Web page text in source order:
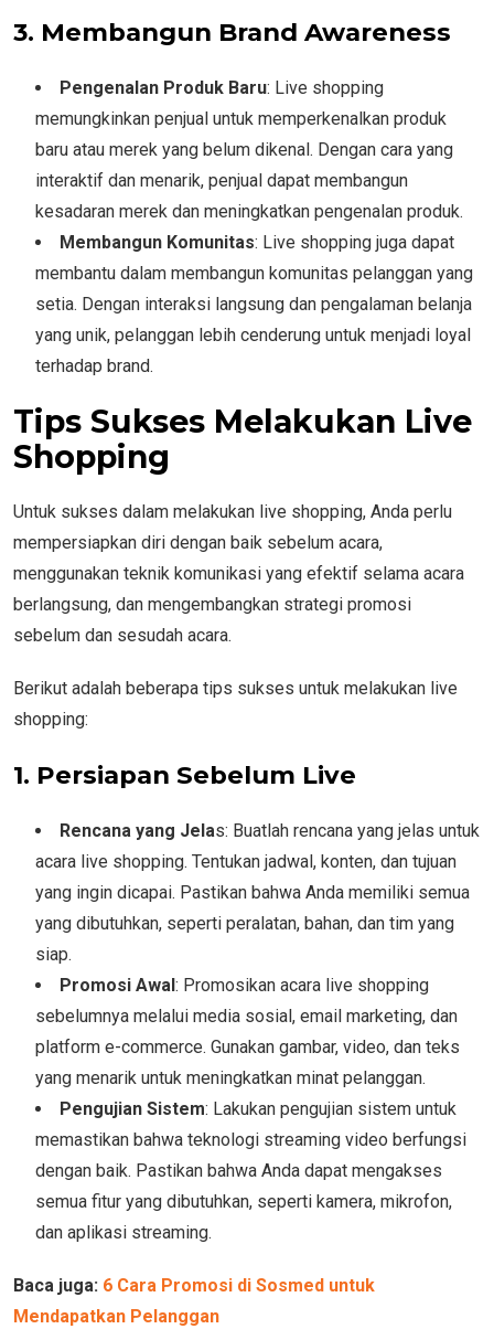
3. Membangun Brand Awareness
Pengenalan Produk Baru: Live shopping
memungkinkan penjual untuk memperkenalkan produk
baru atau merek yang belum dikenal. Dengan cara yang
interaktif dan menarik, penjual dapat membangun
kesadaran merek dan meningkatkan pengenalan produk.
Membangun Komunitas: Live shopping juga dapat
membantu dalam membangun komunitas pelanggan yang
setia. Dengan interaksi langsung dan pengalaman belanja
yang unik, pelanggan lebih cenderung untuk menjadi loyal
terhadap brand.
Tips Sukses Melakukan Live
Shopping
Untuk sukses dalam melakukan live shopping, Anda perlu
mempersiapkan diri dengan baik sebelum acara,
menggunakan teknik komunikasi yang efektif selama acara
berlangsung, dan mengembangkan strategi promosi
sebelum dan sesudah acara.
Berikut adalah beberapa tips sukses untuk melakukan live
shopping:
1. Persiapan Sebelum Live
Rencana yang Jelas: Buatlah rencana yang jelas untuk
acara live shopping. Tentukan jadwal, konten, dan tujuan
yang ingin dicapai. Pastikan bahwa Anda memiliki semua
yang dibutuhkan, seperti peralatan, bahan, dan tim yang
siap.
Promosi Awal: Promosikan acara live shopping
sebelumnya melalui media sosial, email marketing, dan
platform e-commerce. Gunakan gambar, video, dan teks
yang menarik untuk meningkatkan minat pelanggan.
Pengujian Sistem: Lakukan pengujian sistem untuk
memastikan bahwa teknologi streaming video berfungsi
dengan baik. Pastikan bahwa Anda dapat mengakses
semua fitur yang dibutuhkan, seperti kamera, mikrofon,
dan aplikasi streaming.
Baca juga: 6 Cara Promosi di Sosmed untuk
Mendapatkan Pelanggan